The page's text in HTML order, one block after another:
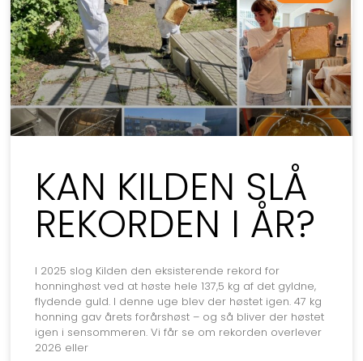
KAN KILDEN SLÅ
REKORDEN I ÅR?
I 2025 slog Kilden den eksisterende rekord for
honninghøst ved at høste hele 137,5 kg af det gyldne,
flydende guld. I denne uge blev der høstet igen. 47 kg
honning gav årets forårshøst – og så bliver der høstet
igen i sensommeren. Vi får se om rekorden overlever
2026 eller